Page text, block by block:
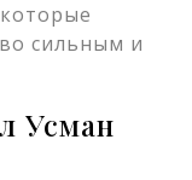
сильным и
Усман